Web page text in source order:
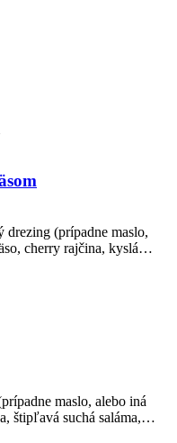
drezing (prípadne maslo,
cherry rajčina, kyslá…
maslo, alebo iná
štipľavá suchá saláma,…